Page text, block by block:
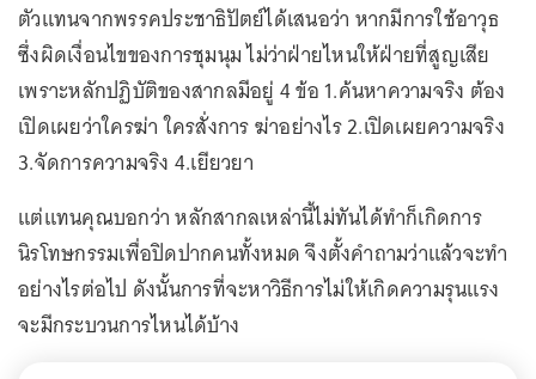
ตัวแทนจากพรรคประชาธิปัตย์ได้เสนอว่า หากมีการใช้อาวุธ
ซึ่งผิดเงื่อนไขของการชุมนุม ไม่ว่าฝ่ายไหนให้ฝ่ายที่สูญเสีย
เพราะหลักปฏิบัติของสากลมีอยู่ 4 ข้อ 1.ค้นหาความจริง ต้อง
เปิดเผยว่าใครฆ่า ใครสั่งการ ฆ่าอย่างไร 2.เปิดเผยความจริง
3.จัดการความจริง 4.เยียวยา
แต่แทนคุณบอกว่า หลักสากลเหล่านี้ไม่ทันได้ทำก็เกิดการ
นิรโทษกรรมเพื่อปิดปากคนทั้งหมด จึงตั้งคำถามว่าแล้วจะทำ
อย่างไรต่อไป ดังนั้นการที่จะหาวิธีการไม่ให้เกิดความรุนแรง
จะมีกระบวนการไหนได้บ้าง